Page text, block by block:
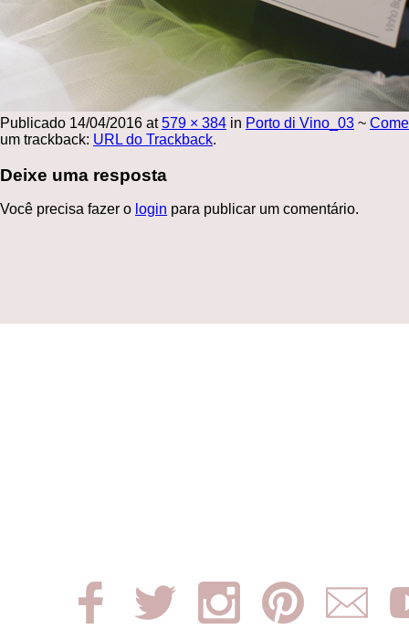
Publicado 14/04/2016 at579 × 384 in Porto di Vino_03 ~
um trackback: URL do Trackback.
Deixe uma resposta
Você precisa fazer o login para publicar um comentário.